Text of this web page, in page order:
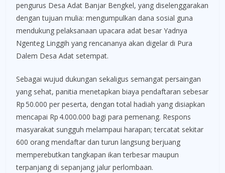
pengurus Desa Adat Banjar Bengkel, yang diselenggarakan
dengan tujuan mulia: mengumpulkan dana sosial guna
mendukung pelaksanaan upacara adat besar Yadnya
Ngenteg Linggih yang rencananya akan digelar di Pura
Dalem Desa Adat setempat.
Sebagai wujud dukungan sekaligus semangat persaingan
yang sehat, panitia menetapkan biaya pendaftaran sebesar
Rp 50.000 per peserta, dengan total hadiah yang disiapkan
mencapai Rp 4.000.000 bagi para pemenang. Respons
masyarakat sungguh melampaui harapan; tercatat sekitar
600 orang mendaftar dan turun langsung berjuang
memperebutkan tangkapan ikan terbesar maupun
terpanjang di sepanjang jalur perlombaan.